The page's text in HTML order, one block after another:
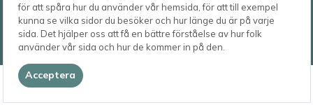
för att spåra hur du använder vår hemsida, för att till exempel
kunna se vilka sidor du besöker och hur länge du är på varje
sida. Det hjälper oss att få en bättre förståelse av hur folk
använder vår sida och hur de kommer in på den.
Acceptera
© 2026
Wessmans Musikförlag AB
2026.4.1.22754